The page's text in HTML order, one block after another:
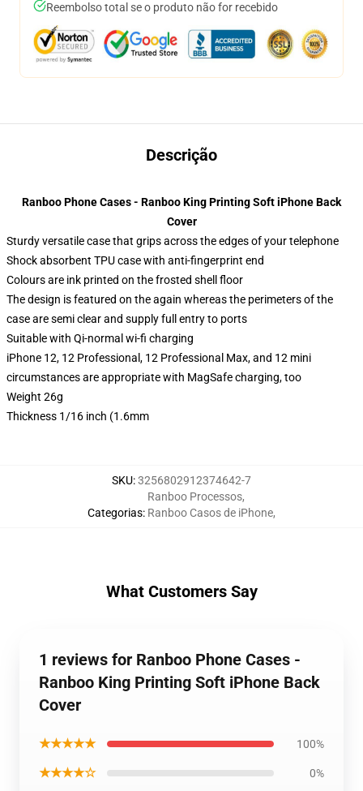
Reembolso total se o produto não for recebido
Descrição
Ranboo Phone Cases - Ranboo King Printing Soft iPhone Back
Cover
Sturdy versatile case that grips across the edges of your telephone
Shock absorbent TPU case with anti-fingerprint end
Colours are ink printed on the frosted shell floor
The design is featured on the again whereas the perimeters of the
case are semi clear and supply full entry to ports
Suitable with Qi-normal wi-fi charging
iPhone 12, 12 Professional, 12 Professional Max, and 12 mini
circumstances are appropriate with MagSafe charging, too
Weight 26g
Thickness 1/16 inch (1.6mm
SKU:3256802912374642-7
Categorias:
Ranboo Processos,
Ranboo Casos de iPhone,
What Customers Say
1 reviews for Ranboo Phone Cases -
Ranboo King Printing Soft iPhone Back
Cover
★★★★★ 100%
★★★★☆ 0%